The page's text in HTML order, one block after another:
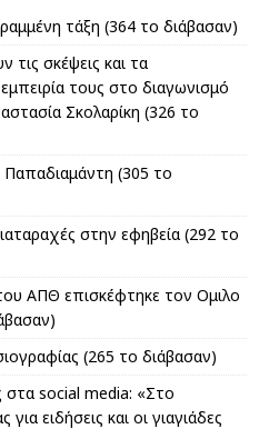
τάξη (364 το διάβασαν)
τις σκέψεις και τα
τους στο διαγωνισμό
Σκολαρίκη (326 το
Παπαδιαμάντη (305 το
στην εφηβεία (292 το
ΑΠΘ επισκέφτηκε τον Ομιλο
(265 το διάβασαν)
στα social media: «Στο
ειδήσεις και οι γιαγιάδες